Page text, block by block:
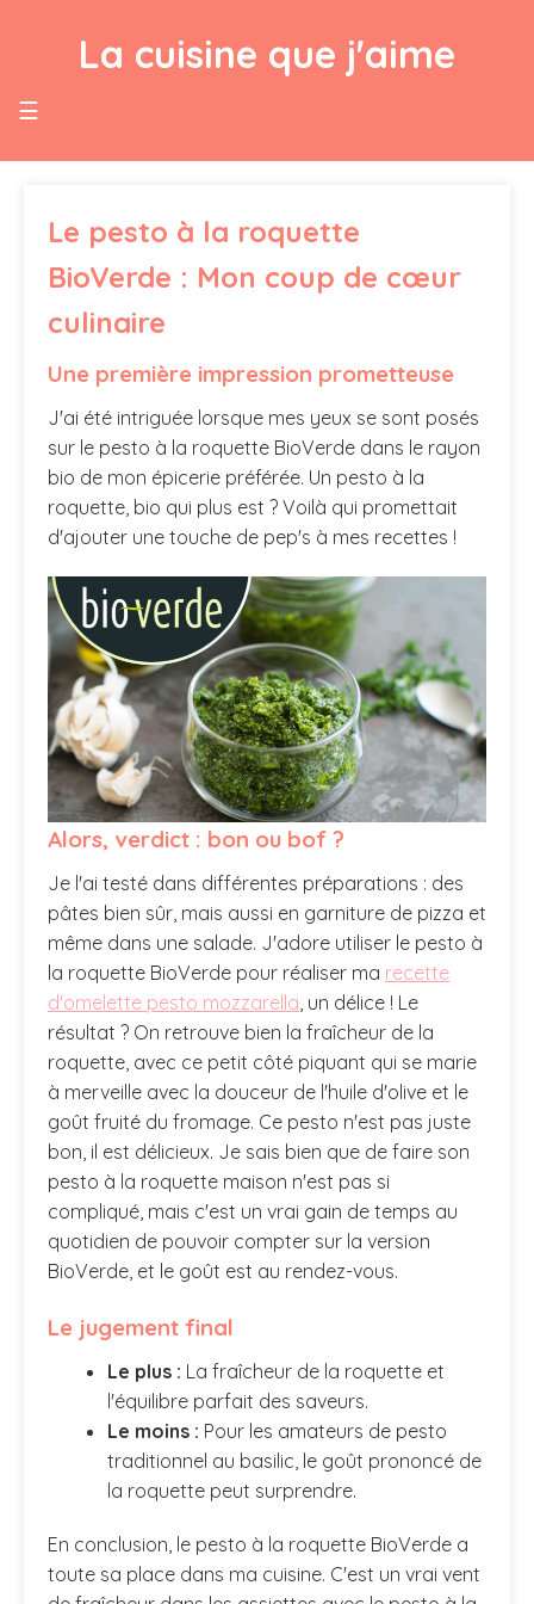
La cuisine que j'aime
☰
Le pesto à la roquette
BioVerde : Mon coup de cœur
culinaire
Une première impression prometteuse
J'ai été intriguée lorsque mes yeux se sont posés
sur le pesto à la roquette BioVerde dans le rayon
bio de mon épicerie préférée. Un pesto à la
roquette, bio qui plus est ? Voilà qui promettait
d'ajouter une touche de pep's à mes recettes !
Alors, verdict : bon ou bof ?
Je l'ai testé dans différentes préparations : des
pâtes bien sûr, mais aussi en garniture de pizza et
même dans une salade. J'adore utiliser le pesto à
la roquette BioVerde pour réaliser ma recette
d'omelette pesto mozzarella, un délice ! Le
résultat ? On retrouve bien la fraîcheur de la
roquette, avec ce petit côté piquant qui se marie
à merveille avec la douceur de l'huile d'olive et le
goût fruité du fromage. Ce pesto n'est pas juste
bon, il est délicieux. Je sais bien que de faire son
pesto à la roquette maison n'est pas si
compliqué, mais c'est un vrai gain de temps au
quotidien de pouvoir compter sur la version
BioVerde, et le goût est au rendez-vous.
Le jugement final
Le plus : La fraîcheur de la roquette et
l'équilibre parfait des saveurs.
Le moins : Pour les amateurs de pesto
traditionnel au basilic, le goût prononcé de
la roquette peut surprendre.
En conclusion, le pesto à la roquette BioVerde a
toute sa place dans ma cuisine. C'est un vrai vent